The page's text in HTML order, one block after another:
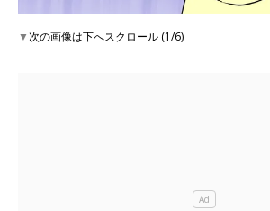
▼次の画像は下へスクロール (1/6)